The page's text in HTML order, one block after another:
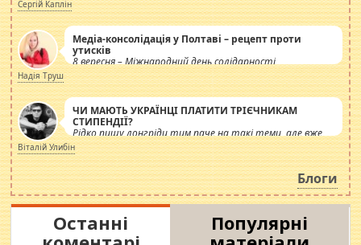
Сергій Каплін
Медіа-консолідація у Полтаві – рецепт проти
утисків
8 вересня – Міжнародний день солідарності
журналістів.
Надія Труш
ЧИ МАЮТЬ УКРАЇНЦІ ПЛАТИТИ ТРІЄЧНИКАМ
СТИПЕНДІЇ?
Рідко пишу лонгріди тим паче на такі теми, але вже
просто дістало! Обурюють сьогоднішні інсенуації
навколо стипендіального питання. Штучно
роздувається ще одна соціальна катастрофа.
Віталій Улибін
Блоги
Останні
Популярні